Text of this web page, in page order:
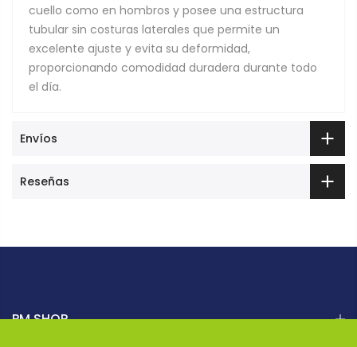
cuello como en hombros y posee una estructura
tubular sin costuras laterales que permite un
excelente ajuste y evita su deformidad,
proporcionando comodidad duradera durante todo
el día.
Envíos
Reseñas
PM SHOP